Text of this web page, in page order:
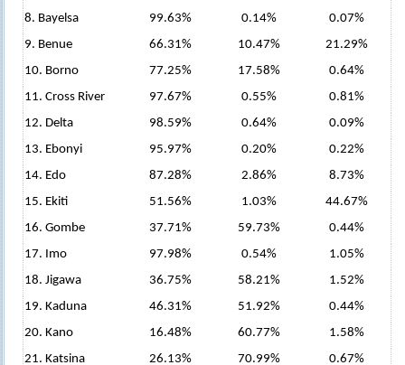
8. Bayelsa
99.63% 0.14%
0.07%
9. Benue
66.31% 10.47%
21.29%
10. Borno
77.25% 17.58%
0.64%
11. Cross River
97.67% 0.55%
0.81%
12. Delta
98.59% 0.64%
0.09%
13. Ebonyi
95.97% 0.20%
0.22%
14. Edo
87.28% 2.86%
8.73%
15. Ekiti
51.56% 1.03%
44.67%
16. Gombe
37.71% 59.73%
0.44%
17. Imo
97.98% 0.54%
1.05%
18. Jigawa
36.75% 58.21%
1.52%
19. Kaduna
46.31% 51.92%
0.44%
20. Kano
16.48% 60.77%
1.58%
21. Katsina
26.13% 70.99%
0.67%